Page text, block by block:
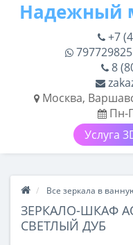
+7
8
Москва,
Пн-
Услуга
Все зеркала в
ЗЕРКАЛО-ШКАФ
СВЕТЛЫЙ ДУБ